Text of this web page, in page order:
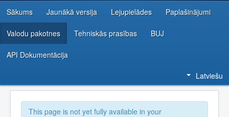
IZSTRĀDĀTĀJU RESURSI
Sākums Jaunākā versija Lejupielādes Paplašinājumi
Valodu pakotnes Tehniskās prasības BUJ
API Dokumentācija
Latviešu
This page is not yet fully available in your